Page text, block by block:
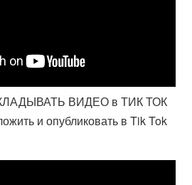
ВИДЕО в ТИК ТОК
и опубликовать в Tik Tok